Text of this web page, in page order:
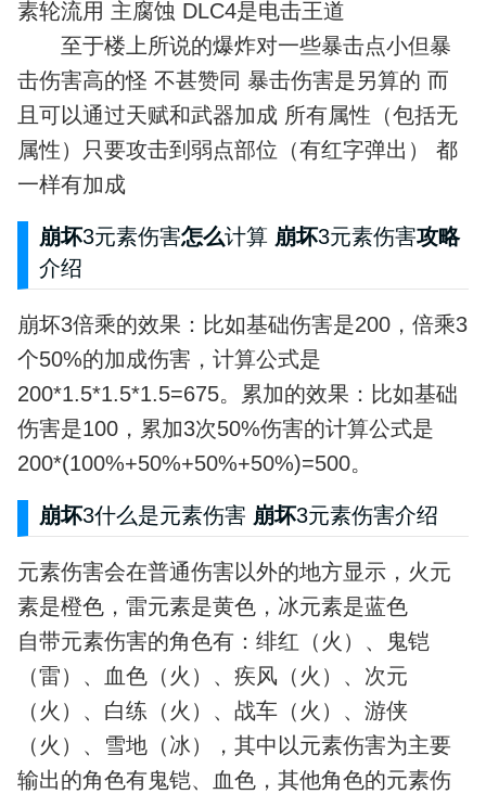
素轮流用 主腐蚀 DLC4是电击王道
至于楼上所说的爆炸对一些暴击点小但暴
击伤害高的怪 不甚赞同 暴击伤害是另算的 而
且可以通过天赋和武器加成 所有属性（包括无
属性）只要攻击到弱点部位（有红字弹出） 都
一样有加成
崩坏3元素伤害怎么计算崩坏3元素伤害攻略
介绍
崩坏3倍乘的效果：比如基础伤害是200，倍乘3
个50%的加成伤害，计算公式是
200*1.5*1.5*1.5=675。累加的效果：比如基础
伤害是100，累加3次50%伤害的计算公式是
200*(100%+50%+50%+50%)=500。
崩坏3什么是元素伤害 崩坏3元素伤害介绍
元素伤害会在普通伤害以外的地方显示，火元
素是橙色，雷元素是黄色，冰元素是蓝色
自带元素伤害的角色有：绯红（火）、鬼铠
（雷）、血色（火）、疾风（火）、次元
（火）、白练（火）、战车（火）、游侠
（火）、雪地（冰），其中以元素伤害为主要
输出的角色有鬼铠、血色，其他角色的元素伤